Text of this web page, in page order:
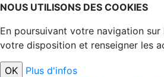
NOUS UTILISONS DES COOKIES
En poursuivant votre navigation
votre disposition et renseigner les
Plus d'infos